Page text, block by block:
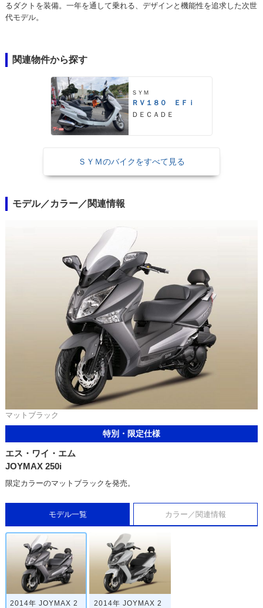
るダクトを装備。一年を通して乗れる、デザインと機能性を追求した次世
代モデル。
関連物件から探す
ＳＹＭ
ＲＶ１８０ ＥＦｉ
ＤＥＣＡＤＥ
ＳＹＭのバイクをすべて見る
モデル／カラー／関連情報
マットブラック
特別・限定仕様
エス・ワイ・エム
JOYMAX 250i
限定カラーのマットブラックを発売。
モデル一覧 カラー／関連情報
2014年 JOYMAX 2 2014年 JOYMAX 2